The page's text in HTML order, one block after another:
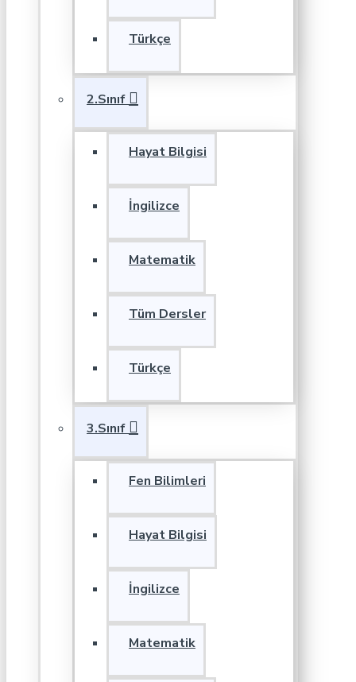
Türkçe
2.Sınıf
Hayat Bilgisi
İngilizce
Matematik
Tüm Dersler
Türkçe
3.Sınıf
Fen Bilimleri
Hayat Bilgisi
İngilizce
Matematik